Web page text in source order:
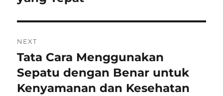
NEXT
Next
post:
Tata Cara Menggunakan
Sepatu dengan Benar untuk
Kenyamanan dan Kesehatan